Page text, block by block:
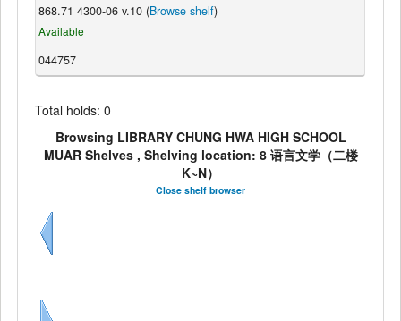
868.71 4300-06 v.10 (Browse shelf)
Available
044757
Total holds: 0
Browsing LIBRARY CHUNG HWA HIGH SCHOOL
MUAR Shelves , Shelving location: 8 语言文学（二楼
K~N）
Close shelf browser